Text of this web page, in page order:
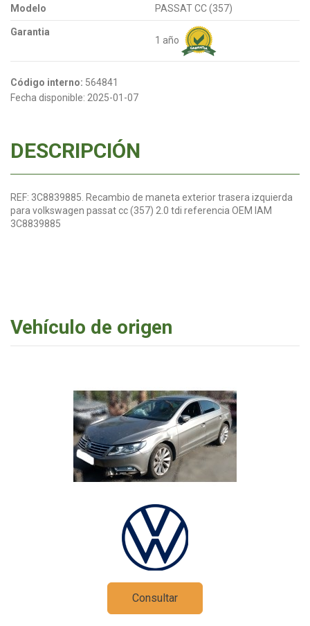
Modelo PASSAT CC (357)
Garantia
1 año
Código interno: 564841
Fecha disponible: 2025-01-07
DESCRIPCIÓN
REF: 3C8839885. Recambio de maneta exterior trasera izquierda
para volkswagen passat cc (357) 2.0 tdi referencia OEM IAM
3C8839885
Vehículo de origen
Consultar